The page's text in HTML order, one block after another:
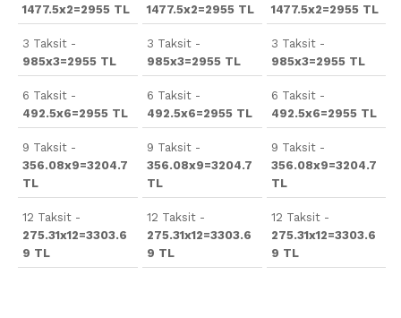
1477.5x2=2955 TL
3 Taksit -
985x3=2955 TL
6 Taksit -
492.5x6=2955 TL
9 Taksit -
356.08x9=3204.7
TL
12 Taksit -
275.31x12=3303.6
9 TL
1477.5x2=2955 TL
3 Taksit -
985x3=2955 TL
6 Taksit -
492.5x6=2955 TL
9 Taksit -
356.08x9=3204.7
TL
12 Taksit -
275.31x12=3303.6
9 TL
1477.5x2=2955 TL
3 Taksit -
985x3=2955 TL
6 Taksit -
492.5x6=2955 TL
9 Taksit -
356.08x9=3204.7
TL
12 Taksit -
275.31x12=3303.6
9 TL